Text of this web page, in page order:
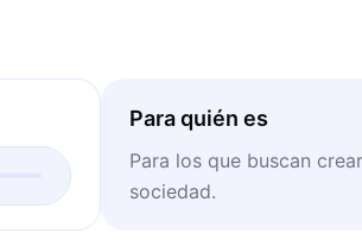
Para quién es
Para los que buscan
sociedad.